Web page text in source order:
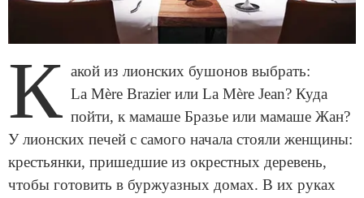
К акой из лионских бушонов выбрать:
La Mère Brazier или La Mère Jean? Куда
пойти, к мамаше Бразье или мамаше Жан?
У лионских печей с самого начала стояли женщины:
крестьянки, пришедшие из окрестных деревень,
чтобы готовить в буржуазных домах. В их руках